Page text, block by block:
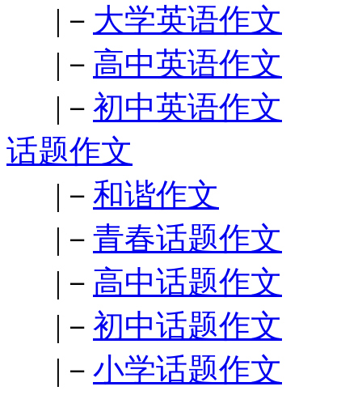
|－ 大学英语作文
|－ 高中英语作文
|－ 初中英语作文
话题作文
|－ 和谐作文
|－ 青春话题作文
|－ 高中话题作文
|－ 初中话题作文
|－ 小学话题作文